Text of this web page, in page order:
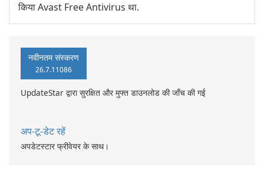
किया Avast Free Antivirus था.
नवीनतम संस्करण
26.7.11086
UpdateStar द्वारा सुरक्षित और मुफ्त डाउनलोड की जाँच की गई
अप-टू-डेट रहें
अपडेटस्टार फ्रीवेयर के साथ।